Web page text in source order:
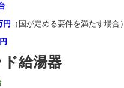
円
（国が定める要件を満たす場合）
給湯器